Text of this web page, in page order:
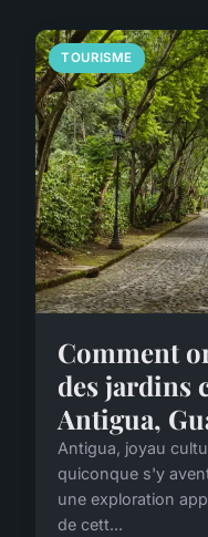
TOURISME
Comment
des jardins
Antigua,
Antigua, joyau
quiconque s'y
une exploration
de cett...